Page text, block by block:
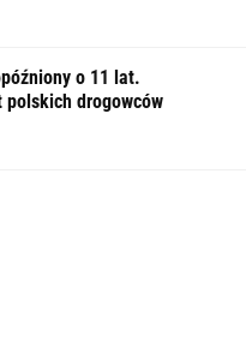
o 11 lat.
drogowców